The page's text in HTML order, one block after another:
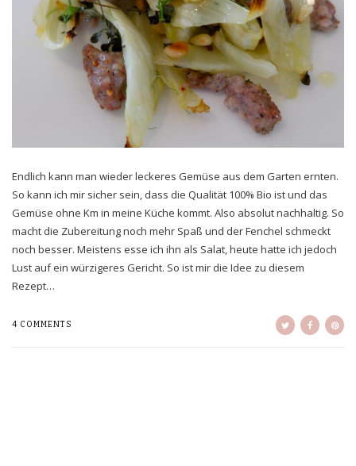
Endlich kann man wieder leckeres Gemüse aus dem Garten ernten.
So kann ich mir sicher sein, dass die Qualität 100% Bio ist und das
Gemüse ohne Km in meine Küche kommt. Also absolut nachhaltig. So
macht die Zubereitung noch mehr Spaß und der Fenchel schmeckt
noch besser. Meistens esse ich ihn als Salat, heute hatte ich jedoch
Lust auf ein würzigeres Gericht. So ist mir die Idee zu diesem
Rezept…
4 COMMENTS